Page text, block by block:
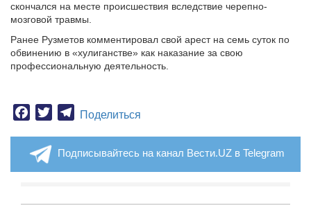
скончался на месте происшествия вследствие черепно-
мозговой травмы.
Ранее Рузметов комментировал свой арест на семь суток по
обвинению в «хулиганстве» как наказание за свою
профессиональную деятельность.
Facebook
TwitterTelegram
Поделиться
Подписывайтесь на канал Вести.UZ в Telegram